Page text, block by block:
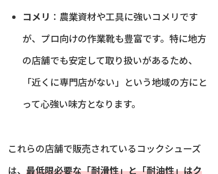
コメリ ：農業資材や工具に強いコメリです
が、プロ向けの作業靴も豊富です。特に地方
の店舗でも安定して取り扱いがあるため、
「近くに専門店がない」という地域の方にと
って心強い味方となります。
これらの店舗で販売されているコックシューズ
は、 最低限必要な「耐滑性」と「耐油性」はク